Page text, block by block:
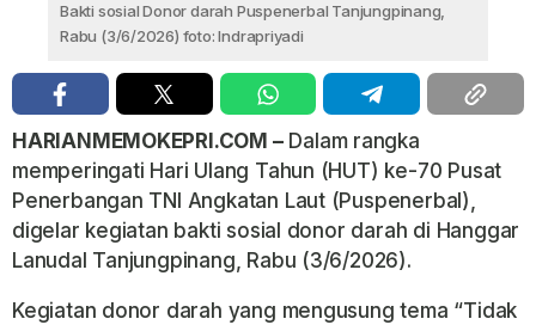
Bakti sosial Donor darah Puspenerbal Tanjungpinang,
Rabu (3/6/2026) foto: Indrapriyadi
HARIANMEMOKEPRI.COM –Dalam rangka
memperingati Hari Ulang Tahun (HUT) ke-70 Pusat
Penerbangan TNI Angkatan Laut (Puspenerbal),
digelar kegiatan bakti sosial donor darah di Hanggar
Lanudal Tanjungpinang, Rabu (3/6/2026).
Kegiatan donor darah yang mengusung tema “Tidak